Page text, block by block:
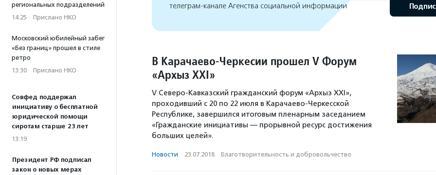
региональных подразделений
14:25 · Прислано НКО
Московский юбилейный забег
«Без границ» прошел в стиле
ретро
13:30 · Прислано НКО
Совфед поддержал
инициативу о бесплатной
юридической помощи
сиротам старше 23 лет
13:19
Президент РФ подписал
закон о новых мерах
телеграм-канале Агенства социальной информации
В Карачаево-Черкесии прошел V Форум
«Архыз XXI»
V Северо-Кавказский гражданский форум «Архыз XXI»,
проходивший с 20 по 22 июля в Карачаево-Черкесской
Республике, завершился итоговым пленарным заседанием
«Гражданские инициативы — прорывной ресурс достижения
больших целей».
Новости · 23.07.2018 · Благотвори­тель­ность и доброволь­чест­во